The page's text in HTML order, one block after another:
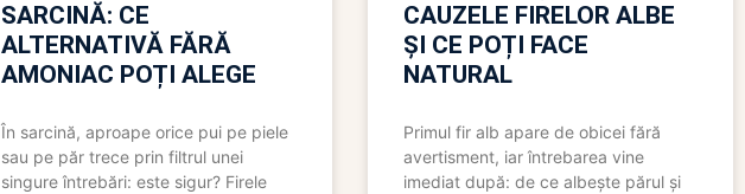
SARCINĂ: CE
ALTERNATIVĂ FĂRĂ
AMONIAC POȚI ALEGE
În sarcină, aproape orice pui pe piele
sau pe păr trece prin filtrul unei
singure întrebări: este sigur? Firele
CAUZELE FIRELOR ALBE
ȘI CE POȚI FACE
NATURAL
Primul fir alb apare de obicei fără
avertisment, iar întrebarea vine
imediat după: de ce albește părul și